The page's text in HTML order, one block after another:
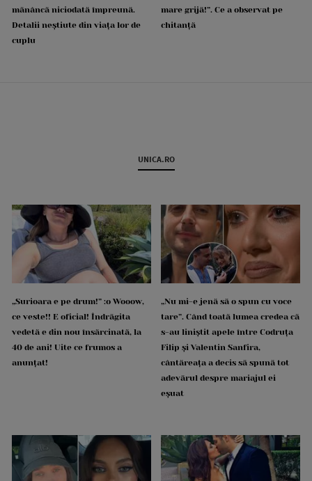
mănâncă niciodată împreună.
Detalii neștiute din viața lor de
cuplu
mare grijă!”. Ce a observat pe
chitanță
UNICA.RO
„Surioara e pe drum!” :o Wooow,
ce veste!! E oficial! Îndrăgita
vedetă e din nou însărcinată, la
40 de ani! Uite ce frumos a
anunțat!
„Nu mi-e jenă să o spun cu voce
tare”. Când toată lumea credea că
s-au liniștit apele între Codruța
Filip și Valentin Sanfira,
cântăreața a decis să spună tot
adevărul despre mariajul ei
eșuat